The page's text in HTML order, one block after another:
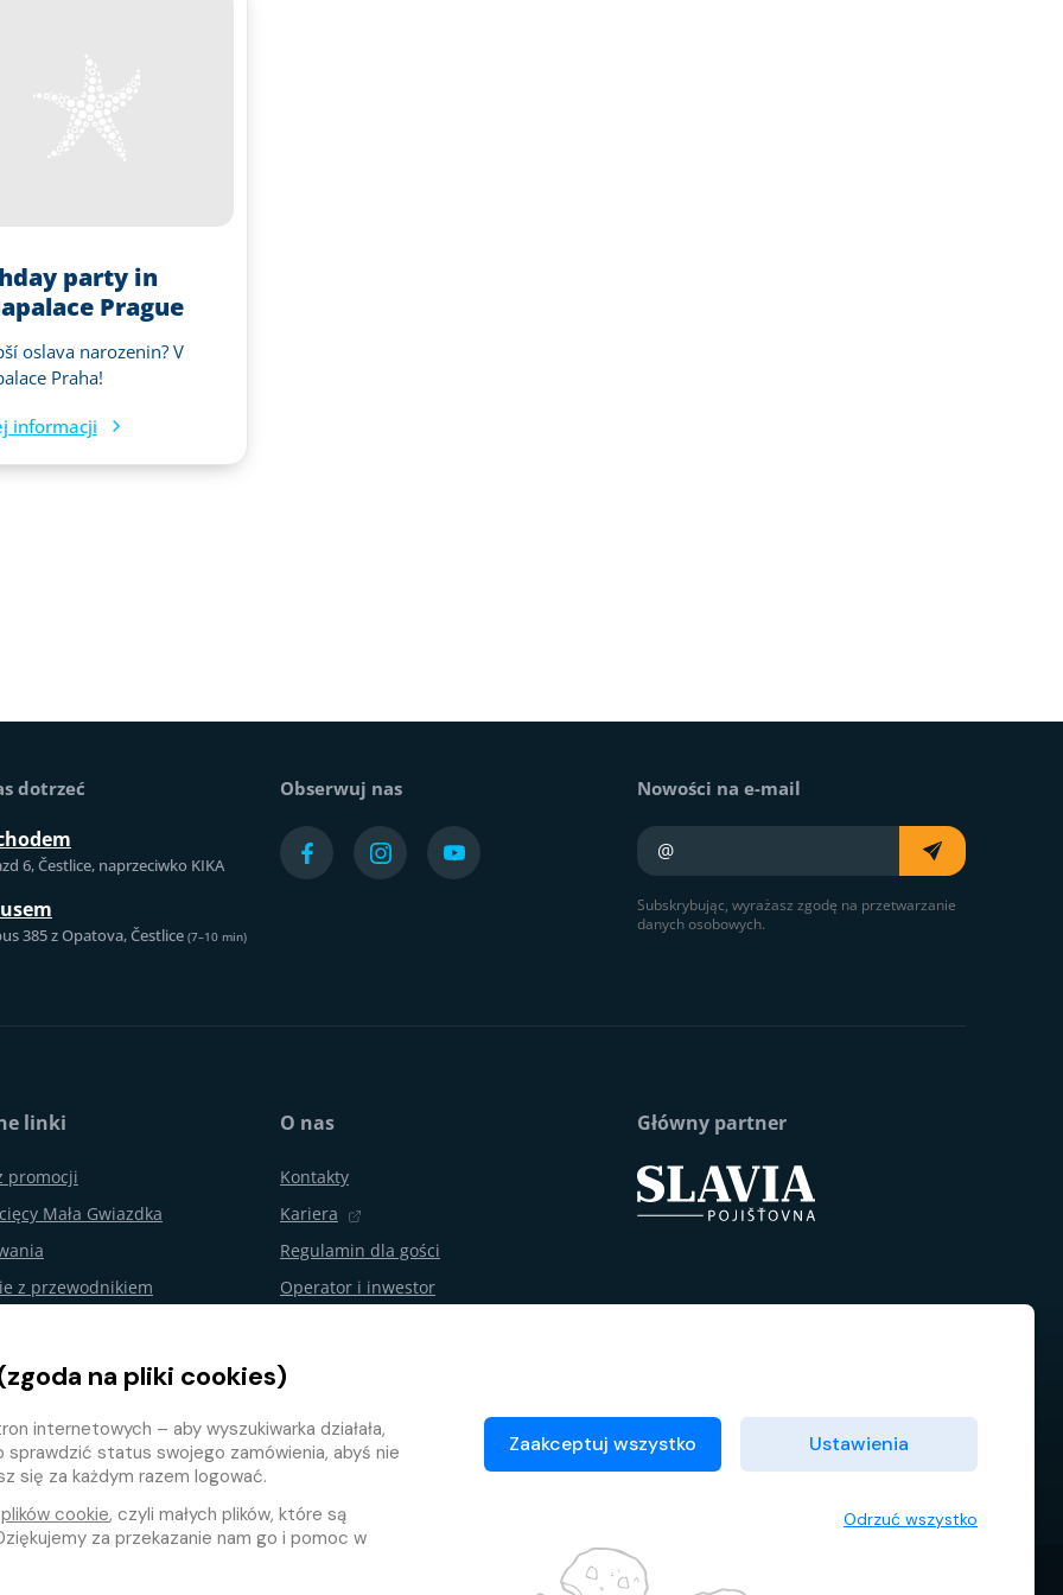
party in
Prague
oslava narozenin? V
Praha!
informacji
dotrzeć
6, Čestlice, naprzeciwko KIKA
385 z Opatova, Čestlice (7–10 min)
Obserwuj nas Nowości na e-mail
Twój e-mail
Subskrybując, wyrażasz zgodę na przetwarzanie
danych osobowych.
linki
promocji
Mała Gwiazdka
z przewodnikiem
od umowy
O nas
Kontakty
Kariera
Regulamin dla gości
Operator i inwestor
Partnerski e-shop
Główny partner
na pliki cookies)
internetowych – aby wyszukiwarka działała,
sprawdzić status swojego zamówienia, abyś nie
się za każdym razem logować.
plików cookie, czyli małych plików, które są
za przekazanie nam go i pomoc w
Zaakceptuj wszystko Ustawienia
Odrzuć wszystko